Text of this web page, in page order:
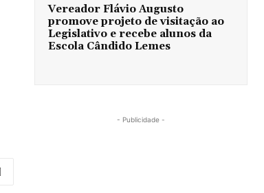
Vereador Flávio Augusto
promove projeto de visitação ao
Legislativo e recebe alunos da
Escola Cândido Lemes
- Publicidade -